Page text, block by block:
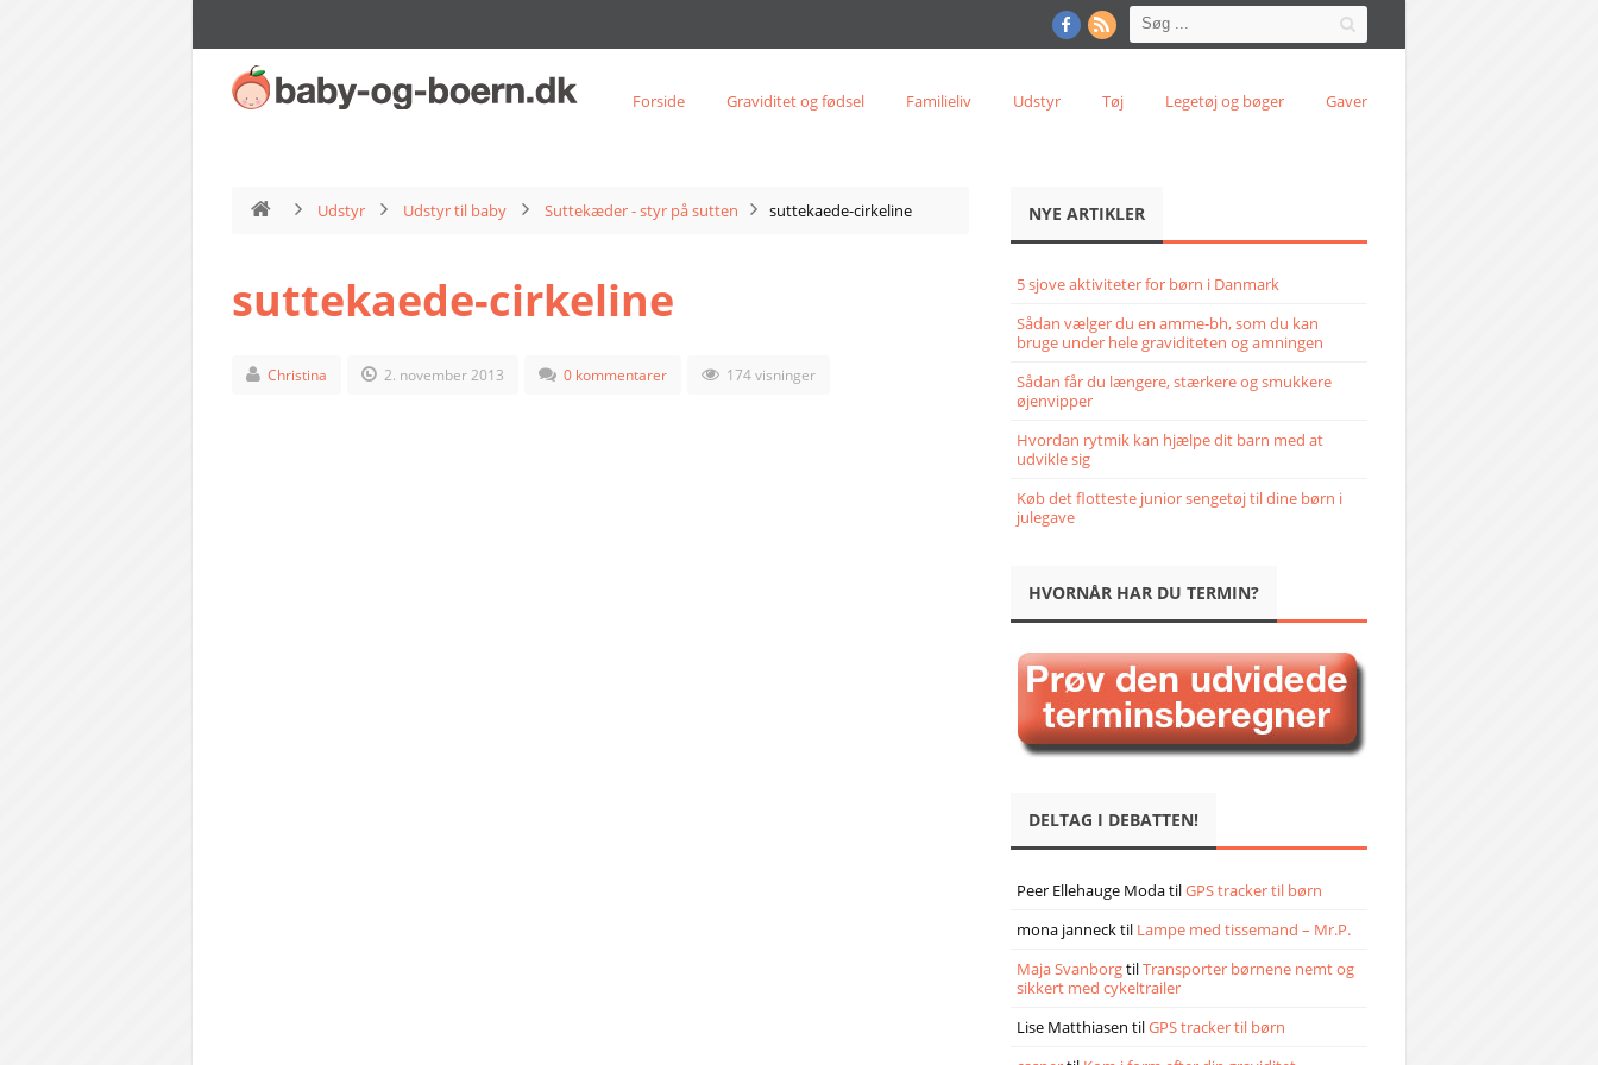
Forside Graviditet og fødsel Familieliv Udstyr Tøj Legetøj og bøger Gaver
Udstyr Udstyr til baby Suttekæder - styr på sutten suttekaede-cirkeline
suttekaede-cirkeline
Christina 2. november 2013 0 kommentarer 174 visninger
NYE ARTIKLER
5 sjove aktiviteter for børn i Danmark
Sådan vælger du en amme-bh, som du kan
bruge under hele graviditeten og amningen
Sådan får du længere, stærkere og smukkere
øjenvipper
Hvordan rytmik kan hjælpe dit barn med at
udvikle sig
Køb det flotteste junior sengetøj til dine børn i
julegave
HVORNÅR HAR DU TERMIN?
DELTAG I DEBATTEN!
Peer Ellehauge ModatilGPS tracker til børn
mona jannecktil Lampe med tissemand – Mr.P.
Maja SvanborgtilTransporter børnene nemt og
sikkert med cykeltrailer
Lise Matthiasen tilGPS tracker til børn